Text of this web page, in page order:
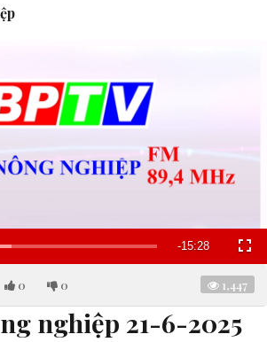
:
Remaining
Time
-15:27
0 0 1,447
nghiệp 21-6-2025